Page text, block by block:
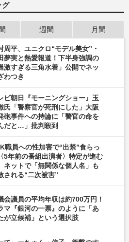
グ
週間 月間
周平、ユニクロ“モデル美女”・
夢実と熱愛報道！下半身強調の
激すぎる三角水着」公開でネッ
わつき
ビ朝日『モーニングショー』玉
氏「警察官が死刑にした」大阪
砲事件への持論に「警官の命を
だと…」批判殺到
職員への性加害で“出禁”食らっ
5年前の番組出演者〉特定が進む
ネットで「無関係な個人名」も
される“二次被害”
会議員の平均年収は約700万円！
マ『銀河の一票』のように「あ
が立候補」という選択肢